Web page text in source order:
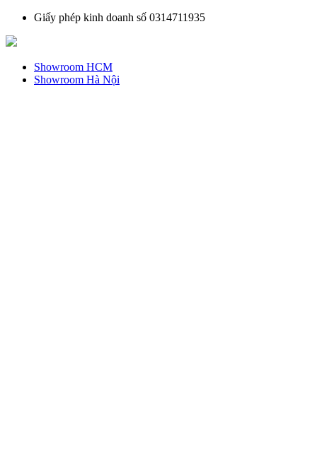
Giấy phép kinh doanh số 0314711935
Showroom HCM
Showroom Hà Nội